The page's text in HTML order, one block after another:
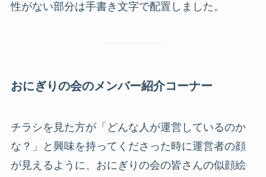
性がない部分は手書き文字で配置しました。
おにぎりの会のメンバー紹介コーナー
チラシを見た方が「どんな人が運営しているのか
な？」と興味を持ってくださった時に運営者の顔
が見えるように、おにぎりの会の皆さんの似顔絵